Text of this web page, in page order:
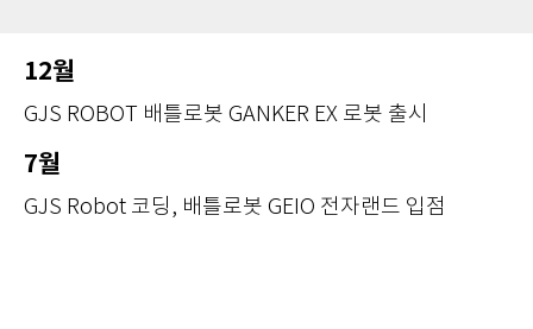
12월
GJS ROBOT 배틀로봇 GANKER EX 로봇 출시
7월
GJS Robot 코딩, 배틀로봇 GEIO 전자랜드 입점